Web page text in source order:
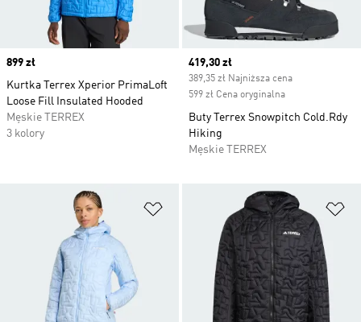
Price
899 zł
Kurtka Terrex Xperior PrimaLoft
Loose Fill Insulated Hooded
Męskie TERREX
3 kolory
Current price
419,30 zł
389,35 zł Najniższa cena
599 zł Cena oryginalna
Buty Terrex Snowpitch Cold.Rdy
Hiking
Męskie TERREX
Dodaj do listy życzeń